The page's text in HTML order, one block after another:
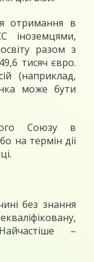
отримання в
іноземцями,
разом з
тисяч євро.
(наприклад,
може бути
Союзу в
на термін дії
без знання
–